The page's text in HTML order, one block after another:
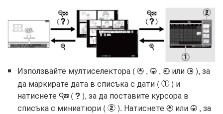
Използвайте мултиселектора ( 1 , 3 , 4 или 2 ), за
да маркирате дата в списъка с дати ( q ) и
натиснете W ( Q ), за да поставите курсора в
списъка с миниатюри ( w ). Натиснете 1 или 3 , за